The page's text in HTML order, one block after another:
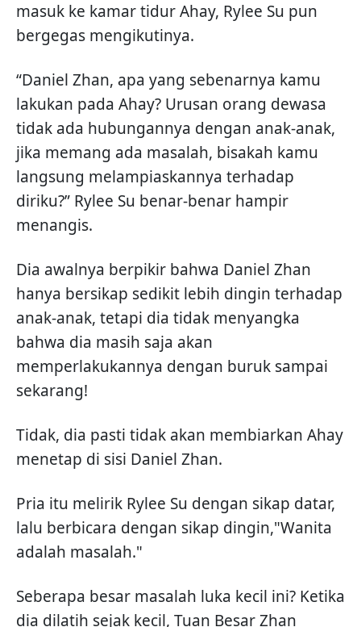
masuk ke kamar tidur Ahay, Rylee Su pun
bergegas mengikutinya.
“Daniel Zhan, apa yang sebenarnya kamu
lakukan pada Ahay? Urusan orang dewasa
tidak ada hubungannya dengan anak-anak,
jika memang ada masalah, bisakah kamu
langsung melampiaskannya terhadap
diriku?” Rylee Su benar-benar hampir
menangis.
Dia awalnya berpikir bahwa Daniel Zhan
hanya bersikap sedikit lebih dingin terhadap
anak-anak, tetapi dia tidak menyangka
bahwa dia masih saja akan
memperlakukannya dengan buruk sampai
sekarang!
Tidak, dia pasti tidak akan membiarkan Ahay
menetap di sisi Daniel Zhan.
Pria itu melirik Rylee Su dengan sikap datar,
lalu berbicara dengan sikap dingin,"Wanita
adalah masalah."
Seberapa besar masalah luka kecil ini? Ketika
dia dilatih sejak kecil, Tuan Besar Zhan